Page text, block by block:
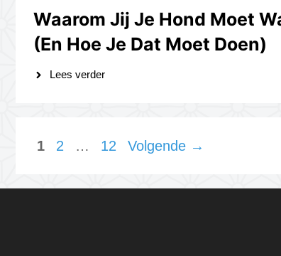
Waarom Jij Je Hond Moet
(en Hoe Je Dat Moet Doen)
Lees verder
Pagina
1 Pagina
2 … Pagina
12 Volgende →